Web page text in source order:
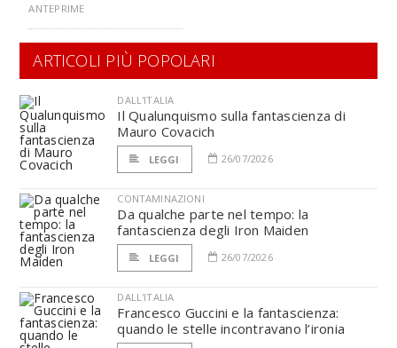
ANTEPRIME
ARTICOLI PIÙ POPOLARI
DALL'ITALIA
Il Qualunquismo sulla fantascienza di
Mauro Covacich
LEGGI 26/07/2026
CONTAMINAZIONI
Da qualche parte nel tempo: la
fantascienza degli Iron Maiden
LEGGI 26/07/2026
DALL'ITALIA
Francesco Guccini e la fantascienza:
quando le stelle incontravano l’ironia